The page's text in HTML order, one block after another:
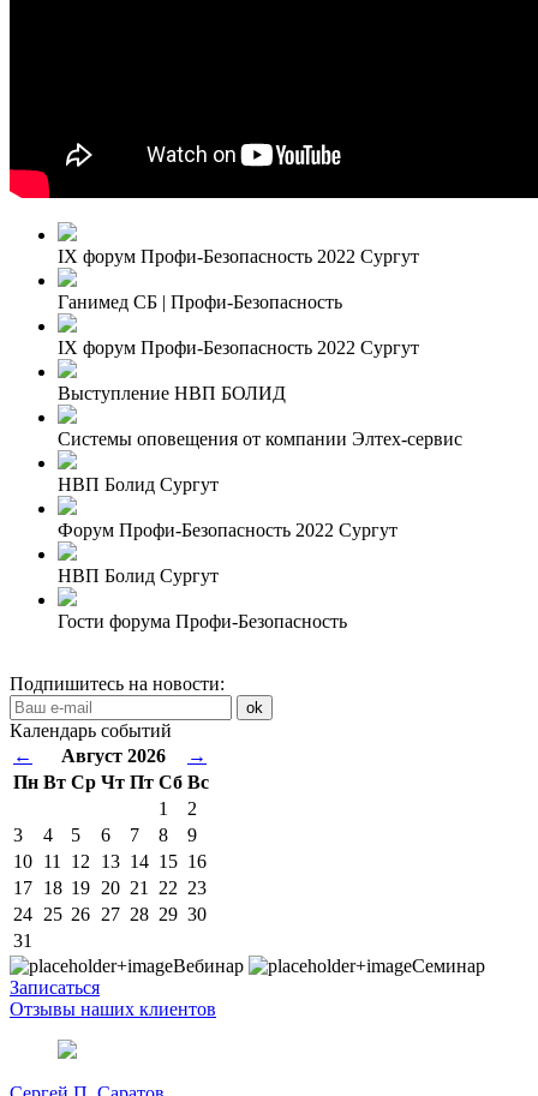
IХ форум Профи-Безопасность 2022 Сургут
Ганимед СБ | Профи-Безопасность
IХ форум Профи-Безопасность 2022 Сургут
Выступление НВП БОЛИД
Системы оповещения от компании Элтех-сервис
НВП Болид Сургут
Форум Профи-Безопасность 2022 Сургут
НВП Болид Сургут
Гости форума Профи-Безопасность
Подпишитесь на новости:
ok
Календарь событий
←
Август 2026
→
Пн Вт Ср Чт Пт Сб Вс
1
2
3
4 5 6 7 8
9
10 11 12 13 14 15 16
17 18 19 20 21 22 23
24 25 26 27 28 29 30
31
Вебинар
Семинар
Записаться
Отзывы наших клиентов